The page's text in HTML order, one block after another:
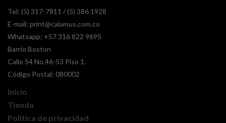
Tel: (5) 317-7811 / (5) 386 1928
E-mail: print@calamus.com.co
Whatsapp: +57 316 822 9695
Barrio Boston
Calle 54 No.46-53 Piso 1.
Código Postal: 080002
Inicio
Tienda
Política de privacidad